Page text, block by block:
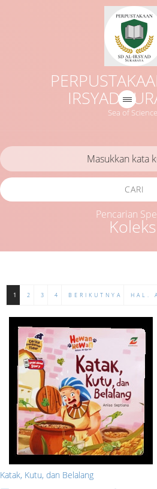
IRSYAD
Sea of
CARI
Pencarian
1 2 3 4 BERIKUTNYA HAL.
Katak, Kutu, dan Belalang